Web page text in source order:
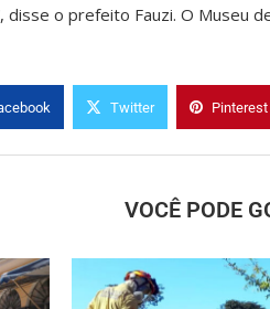
o prefeito Fauzi. O Museu
Twitter Pinterest
VOCÊ PODE